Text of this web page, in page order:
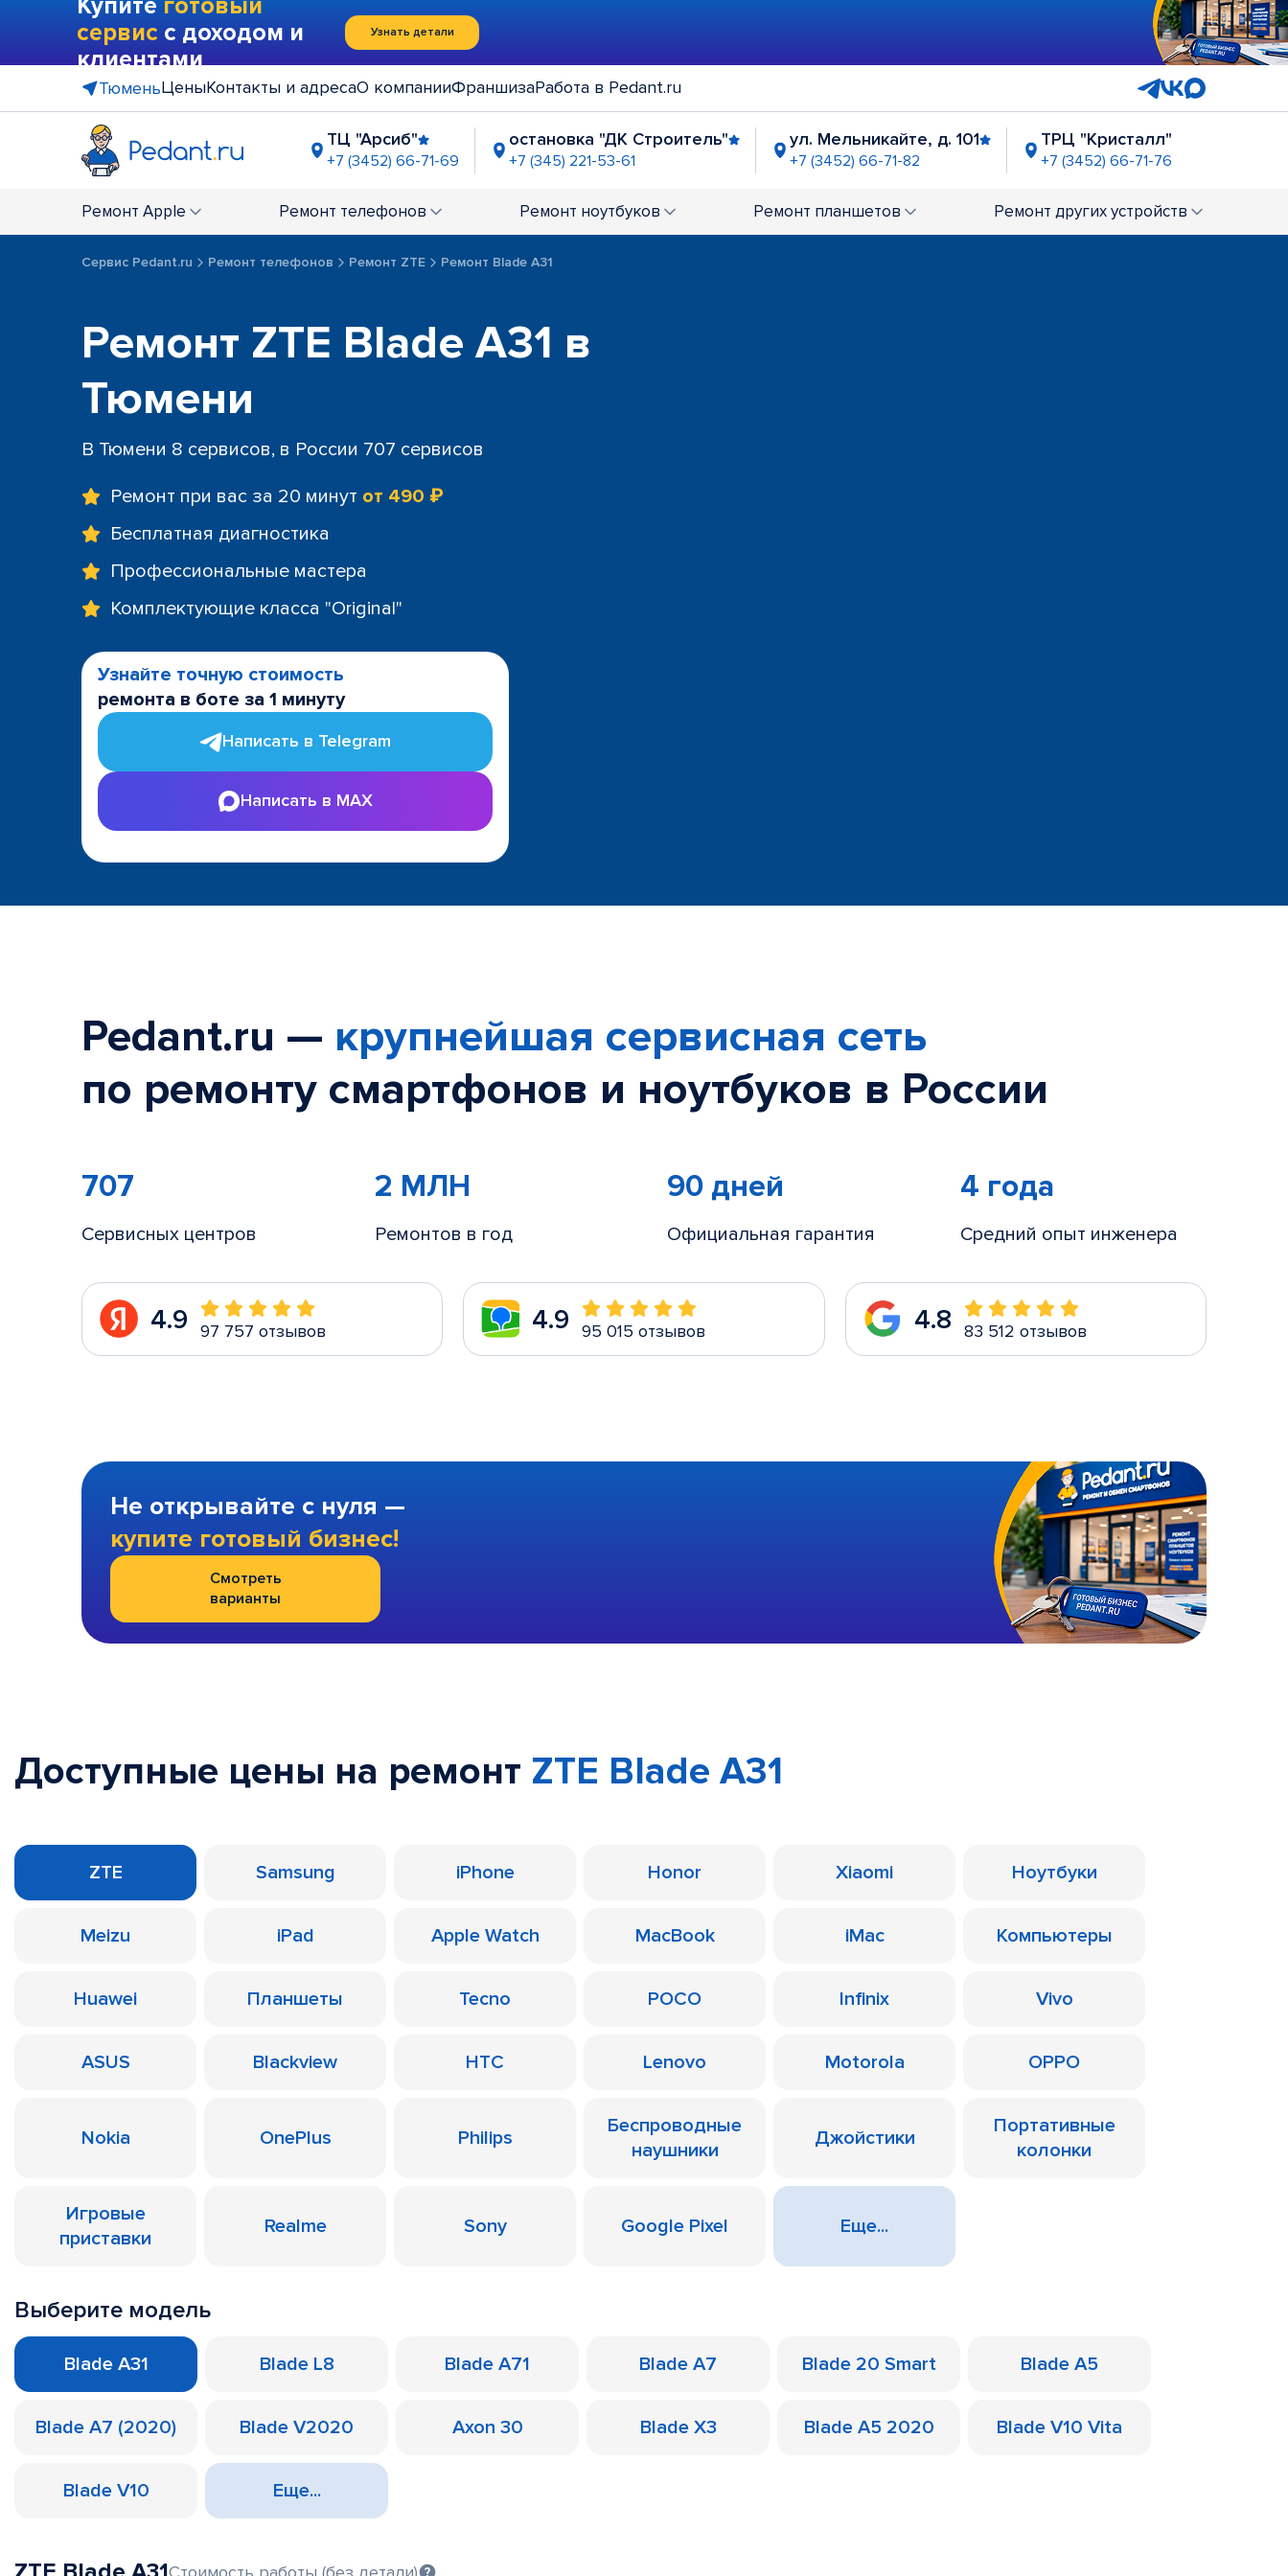
Купите готовый
сервис с доходом и
клиентами
Узнать детали
ТюменьЦеныКонтакты и адресаО компанииФраншизаРабота в Pedant.ru
ТЦ "Арсиб"
+7 (3452) 66-71-69
остановка "ДК Строитель"
+7 (345) 221-53-61
ул. Мельникайте, д. 101
+7 (3452) 66-71-82
ТРЦ "Кристалл"
+7 (3452) 66-71-76
+7 (3452) 66-71-92 +7 (3452) 39-72-87 +7 (3452) 66-74-99 Закрыт по тех. причинам
Ремонт Apple Ремонт телефонов Ремонт ноутбуков Ремонт планшетов Ремонт других устройств
Сервис Pedant.ru Ремонт телефонов Ремонт ZTE Ремонт Blade A31
Ремонт ZTE Blade A31 в
Тюмени
В Тюмени 8 сервисов, в России 707 сервисов
Ремонт при вас за 20 минут от 490 ₽
Бесплатная диагностика
Профессиональные мастера
Комплектующие класса "Original"
Узнайте точную стоимость
ремонта в боте за 1 минуту
Написать в Telegram
Написать в MAX
Pedant.ru — крупнейшая сервисная сеть
по ремонту смартфонов и ноутбуков в России
707
Сервисных центров
2 МЛН
Ремонтов в год
90 дней
Официальная гарантия
4 года
Средний опыт инженера
4.9 97 757 отзывов 4.9 95 015 отзывов 4.8 83 512 отзывов
Не открывайте с нуля —
купите готовый бизнес!
Смотреть
варианты
Доступные цены на ремонт ZTE Blade A31
ZTE Samsung iPhone Honor Xiaomi Ноутбуки
Meizu iPad Apple Watch MacBook iMac Компьютеры
Huawei Планшеты Tecno POCO Infinix Vivo
ASUS Blackview HTC Lenovo Motorola OPPO
Nokia OnePlus Philips
Беспроводные
наушники
Джойстики
Портативные
колонки
Игровые
приставки
Realme Sony Google Pixel Еще...
Выберите модель
Blade A31 Blade L8 Blade A71 Blade A7 Blade 20 Smart Blade A5
Blade A7 (2020) Blade V2020 Axon 30 Blade X3 Blade A5 2020 Blade V10 Vita
Blade V10 Еще...
Стоимость работы (без детали)